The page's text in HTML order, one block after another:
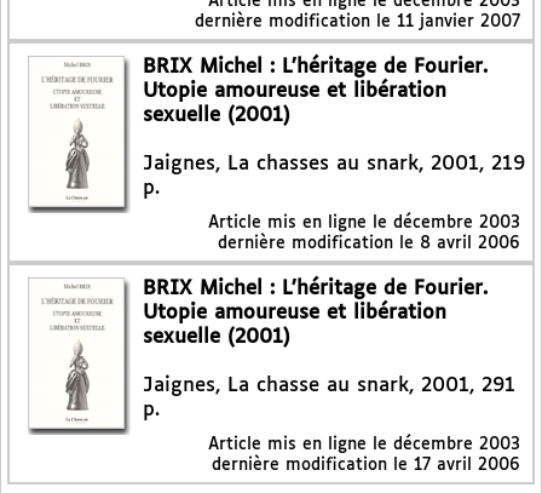
dernière modification le 11 janvier 2007
BRIX Michel : L’héritage de Fourier.
Utopie amoureuse et libération
sexuelle (2001)
Jaignes, La chasses au snark, 2001, 219
p.
Article mis en ligne le décembre 2003
dernière modification le 8 avril 2006
BRIX Michel : L’héritage de Fourier.
Utopie amoureuse et libération
sexuelle (2001)
Jaignes, La chasse au snark, 2001, 291
p.
Article mis en ligne le décembre 2003
dernière modification le 17 avril 2006